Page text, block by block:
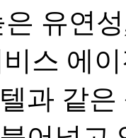
은 유연
스 에
과 같